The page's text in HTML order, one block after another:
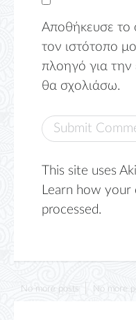
Αποθήκευσε το
τον ιστότοπο
πλοηγό για
θα σχολιάσω.
This site uses
Learn how your
processed.
No more posts No more